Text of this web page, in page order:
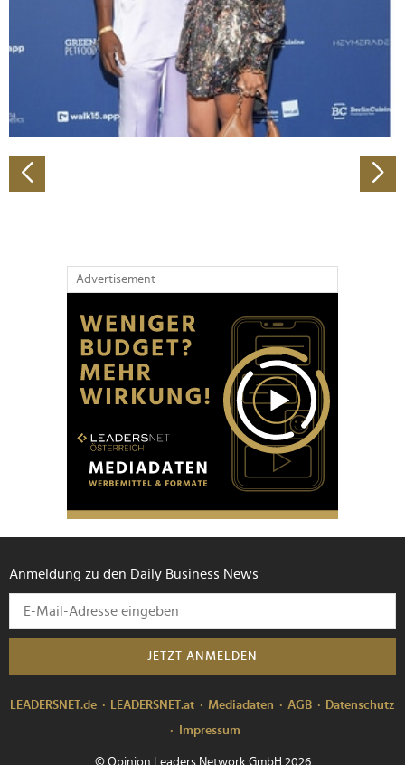
personalisieren, Funktionen für soziale Medien anbieten
zu können und die Zugriffe auf unsere Website zu
analysieren. Außerdem geben wir Informationen zu Ihrer
Verwendung unserer Website an unsere Partner für
soziale Medien, Werbung und Analysen weiter. Unsere
Partner führen diese Informationen möglicherweise mit
haben oder die sie im Rahmen Ihrer Nutzung der Dienste
gesammelt haben.
Advertisement
Anmeldung zu den Daily Business News
JETZT ANMELDEN
LEADERSNET.de LEADERSNET.at Mediadaten AGB
Datenschutz
Impressum